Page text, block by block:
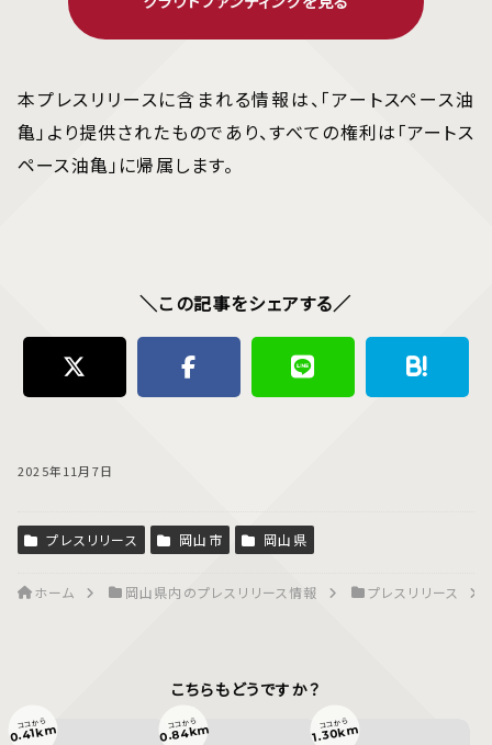
本プレスリリースに含まれる情報は、「アートスペース油
亀」より提供されたものであり、すべての権利は「アートス
ペース油亀」に帰属します。
＼この記事をシェアする／
2025年11月7日
プレスリリース 岡山市 岡山県
ホーム 岡山県内のプレスリリース情報 プレスリリース
こちらもどうですか？
ココから
0.41km ココから
0.84km ココから
1.30km